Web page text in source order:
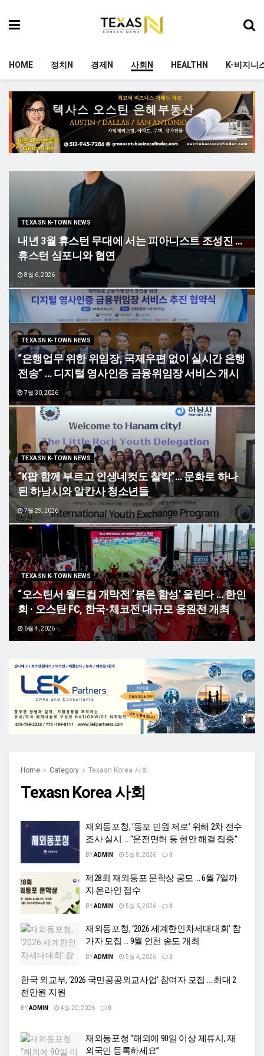
HOME 정치N 경제N 사회N HEALTHN K-비지니
TEXASN K-TOWN NEWS
내년 3월 휴스턴 무대에 서는 피아니스트 조성진 …
휴스턴 심포니와 협연
8월 6, 2026
TEXASN K-TOWN NEWS
“은행업무 위한 위임장, 국제우편 없이 실시간 은행
전송” … 디지털 영사인증 금융위임장 서비스 개시
7월 30, 2026
TEXASN K-TOWN NEWS
“K팝 함께 부르고 인생네컷도 찰칵”… 문화로 하나
된 하남시와 알칸사 청소년들
7월 29, 2026
TEXASN K-TOWN NEWS
“오스틴서 월드컵 개막전 ‘붉은 함성’ 울린다 … 한인
회 · 오스틴 FC, 한국-체코전 대규모 응원전 개최
6월 4, 2026
Home Category Texasn Korea 사회
Texasn Korea 사회
재외동포청, ‘동포 민원 제로’ 위해 2차 전수
조사 실시 … “운전면허 등 현안 해결 집중”
BYADMIN 5월 8, 2026 0
제28회 재외동포 문학상 공모 … 6월 7일까
지 온라인 접수
BYADMIN 5월 6, 2026 0
재외동포청, ‘2026 세계한인차세대대회’ 참
가자 모집 … 9월 인천 송도 개최
BYADMIN 5월 4, 2026 0
한국 외교부, ‘2026 국민공공외교사업’ 참여자 모집 … 최대 2
천만원 지원
BYADMIN 4월 20, 2026 0
재외동포청 “해외에 90일 이상 체류시, 재
외국민 등록하세요”